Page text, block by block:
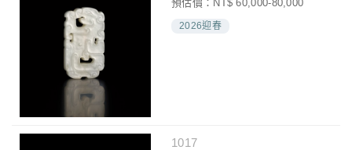
預估價：NT$ 60,000-80,000
2026迎春
1017